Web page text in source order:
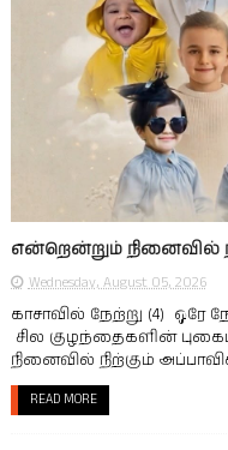
என்றென்றும் நினைவில்
Wednesday, August 05, 2026
காசாவில் நேற்று (4)
சில குழந்தைகளின்
நினைவில் நிற்கும்
READ MORE